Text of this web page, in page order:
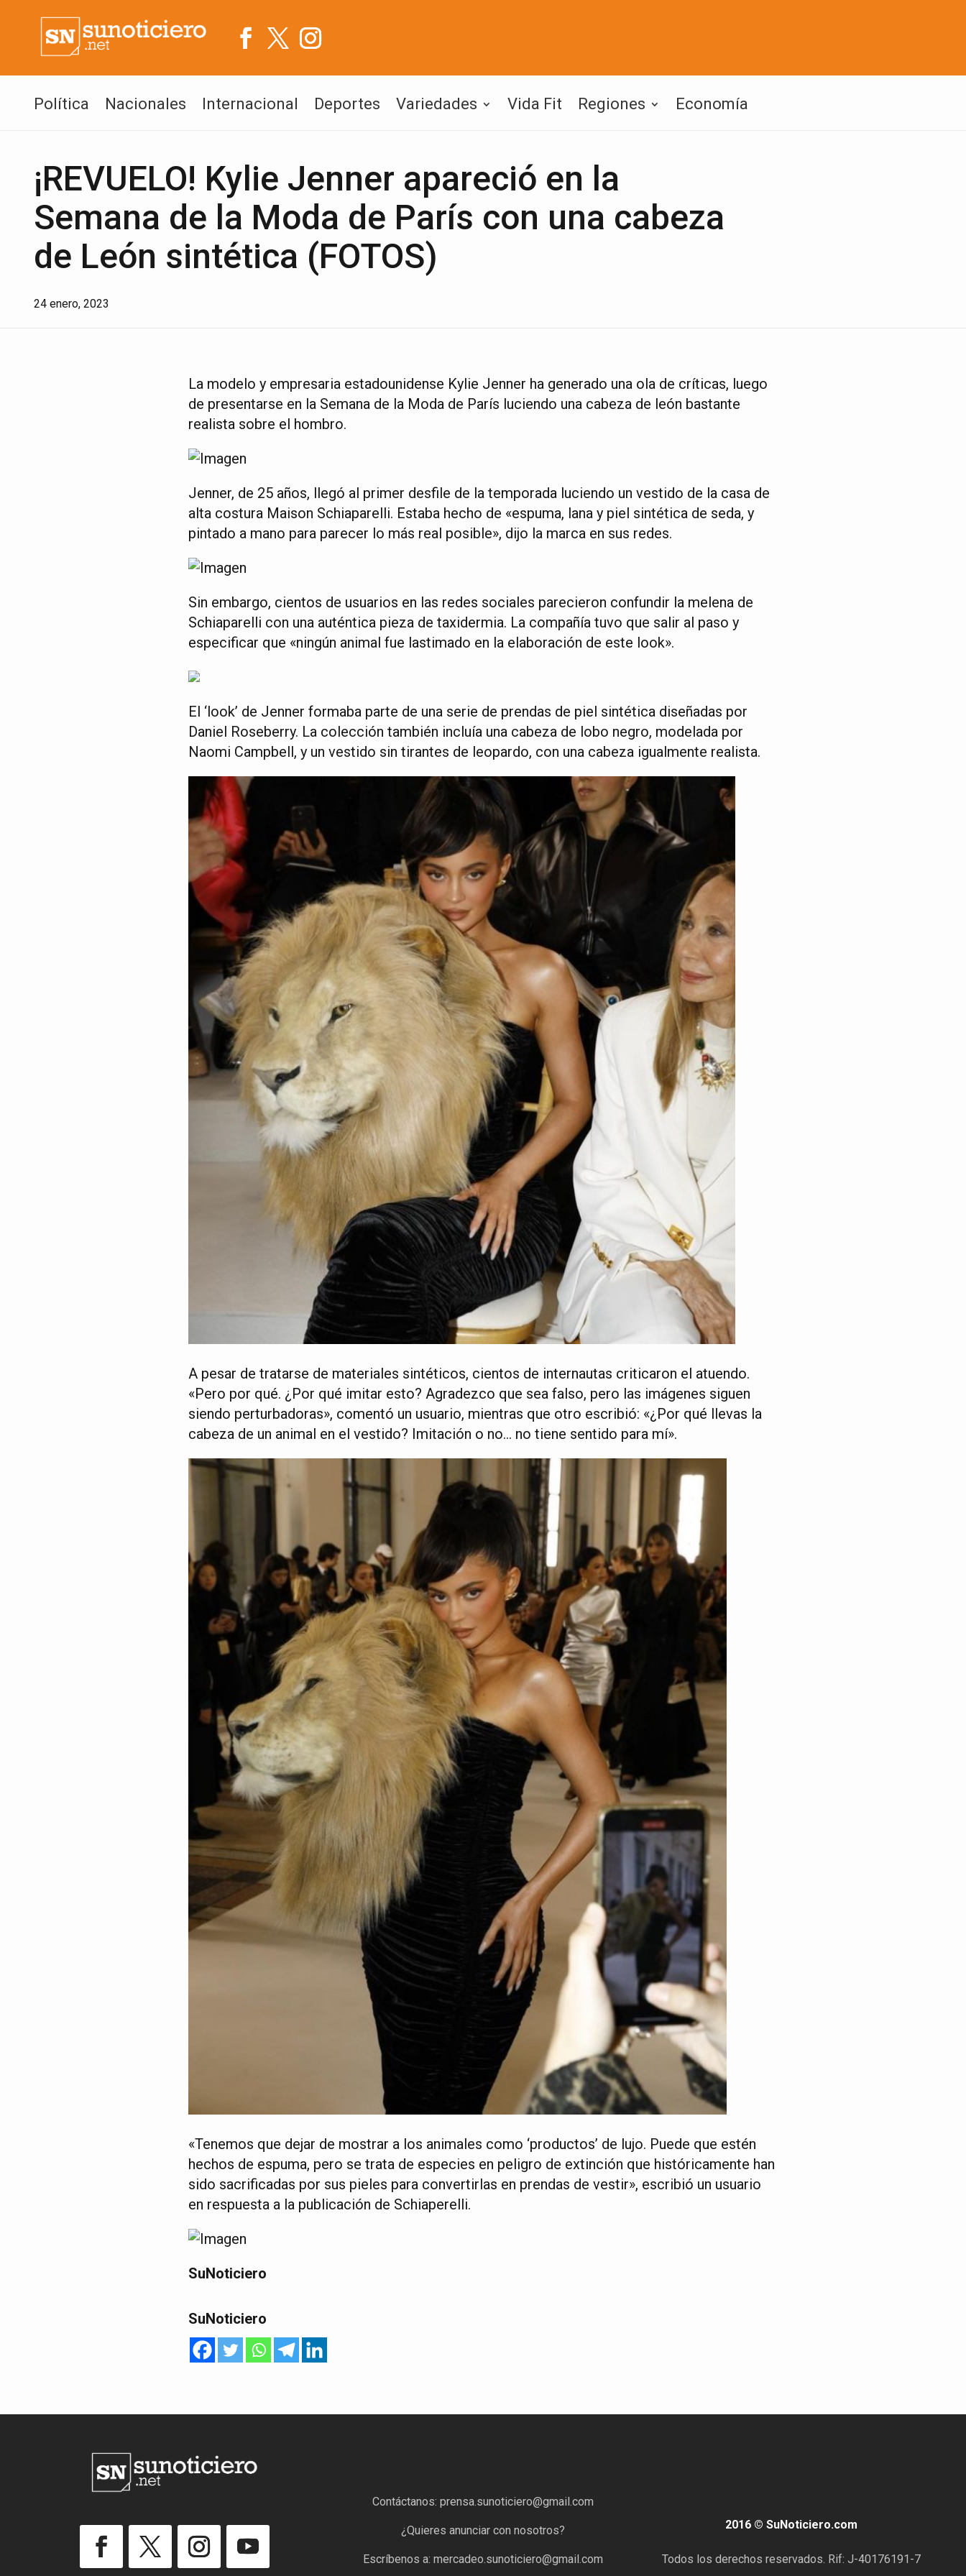
Política Nacionales Internacional Deportes Variedades Vida Fit Regiones Economía
¡REVUELO! Kylie Jenner apareció en la
Semana de la Moda de París con una cabeza
de León sintética (FOTOS)
24 enero, 2023
La modelo y empresaria estadounidense Kylie Jenner ha generado una ola de críticas, luego
de presentarse en la Semana de la Moda de París luciendo una cabeza de león bastante
realista sobre el hombro.
Jenner, de 25 años, llegó al primer desfile de la temporada luciendo un vestido de la casa de
alta costura Maison Schiaparelli. Estaba hecho de «espuma, lana y piel sintética de seda, y
pintado a mano para parecer lo más real posible», dijo la marca en sus redes.
Sin embargo, cientos de usuarios en las redes sociales parecieron confundir la melena de
Schiaparelli con una auténtica pieza de taxidermia. La compañía tuvo que salir al paso y
especificar que «ningún animal fue lastimado en la elaboración de este look».
El ‘look’ de Jenner formaba parte de una serie de prendas de piel sintética diseñadas por
Daniel Roseberry. La colección también incluía una cabeza de lobo negro, modelada por
Naomi Campbell, y un vestido sin tirantes de leopardo, con una cabeza igualmente realista.
A pesar de tratarse de materiales sintéticos, cientos de internautas criticaron el atuendo.
«Pero por qué. ¿Por qué imitar esto? Agradezco que sea falso, pero las imágenes siguen
siendo perturbadoras», comentó un usuario, mientras que otro escribió: «¿Por qué llevas la
cabeza de un animal en el vestido? Imitación o no… no tiene sentido para mí».
«Tenemos que dejar de mostrar a los animales como ‘productos’ de lujo. Puede que estén
hechos de espuma, pero se trata de especies en peligro de extinción que históricamente han
sido sacrificadas por sus pieles para convertirlas en prendas de vestir», escribió un usuario
en respuesta a la publicación de Schiaperelli.
SuNoticiero
SuNoticiero
Contáctanos: prensa.sunoticiero@gmail.com
¿Quieres anunciar con nosotros?
Escríbenos a: mercadeo.sunoticiero@gmail.com
2016 © SuNoticiero.com
Todos los derechos reservados. Rif: J-40176191-7